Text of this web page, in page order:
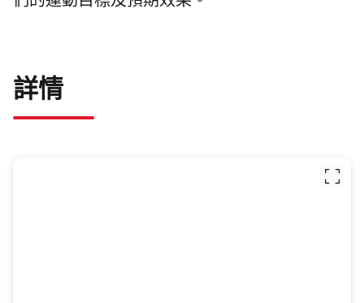
們的運動目標及預期效果。
詳情